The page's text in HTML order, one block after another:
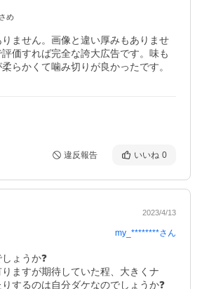
め
ません。画像と違い厚みもありませ
価すれば完全な誇大広告です。味も
違反報告 いいね 0
2023/4/13
my_********さん
ょうか❓
ますが期待していた程、大きくナ
するのは自分ダケなのでしょうか❓